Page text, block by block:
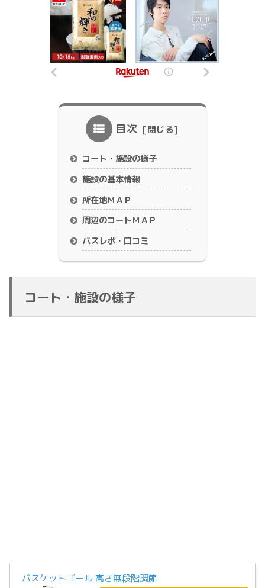
目次
コート・施設の様子
施設の基本情報
所在地ＭＡＰ
周辺のコートＭＡＰ
バスレポ・口コミ
コート・施設の様子
バスケットゴール 高さ無段階調節